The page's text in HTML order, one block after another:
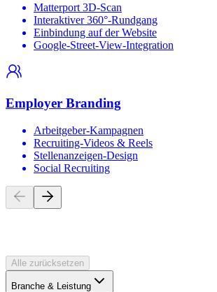
Matterport 3D-Scan
Interaktiver 360°-Rundgang
Einbindung auf der Website
Google-Street-View-Integration
Employer Branding
Arbeitgeber-Kampagnen
Recruiting-Videos & Reels
Stellenanzeigen-Design
Social Recruiting
Projekte und
Alle zurücksetzen
Branche & Leistung